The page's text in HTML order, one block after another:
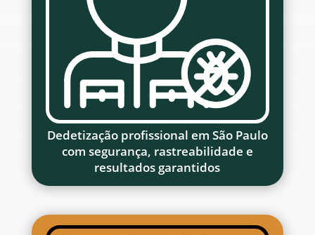
Dedetização profissional em São Paulo
com segurança, rastreabilidade e
resultados garantidos